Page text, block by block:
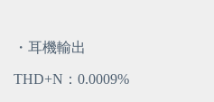
・耳機輸出
THD+N：0.0009%